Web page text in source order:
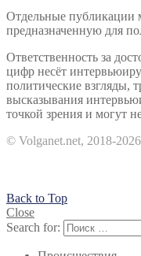
Отдельные публикации
предназначенную для
Ответственность за
цифр несёт
политические взгляды,
высказывания
точкой зрения и могут
© Volganet.net, 2018-2026
Back to Top
Close
Search for: